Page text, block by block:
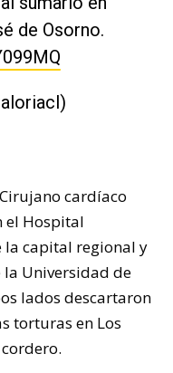
de Osorno.
cardíaco
el Hospital
la capital regional y
Universidad de
lados descartaron
torturas en Los